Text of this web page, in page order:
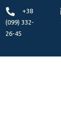
+38
(099) 332-
26-45